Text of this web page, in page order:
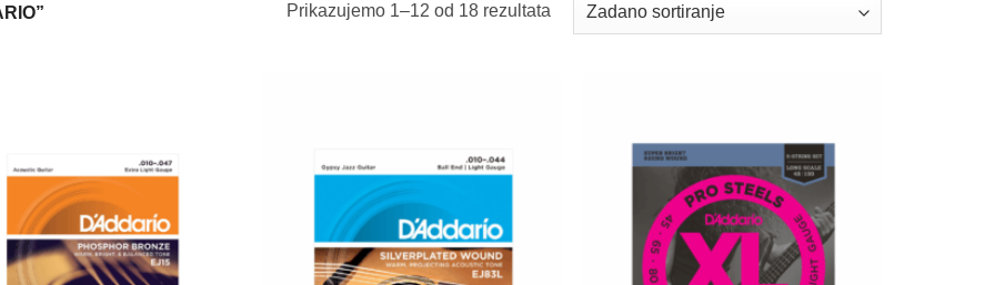
Prikazujemo 1–12 od 18 rezultata